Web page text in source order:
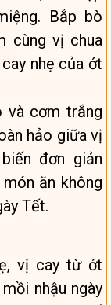
Bắp bò
cùng vị chua
nhẹ của ớt
và cơm trắng
hảo giữa vị
đơn giản
ăn không
Tết.
vị cay từ ớt
nhậu ngày